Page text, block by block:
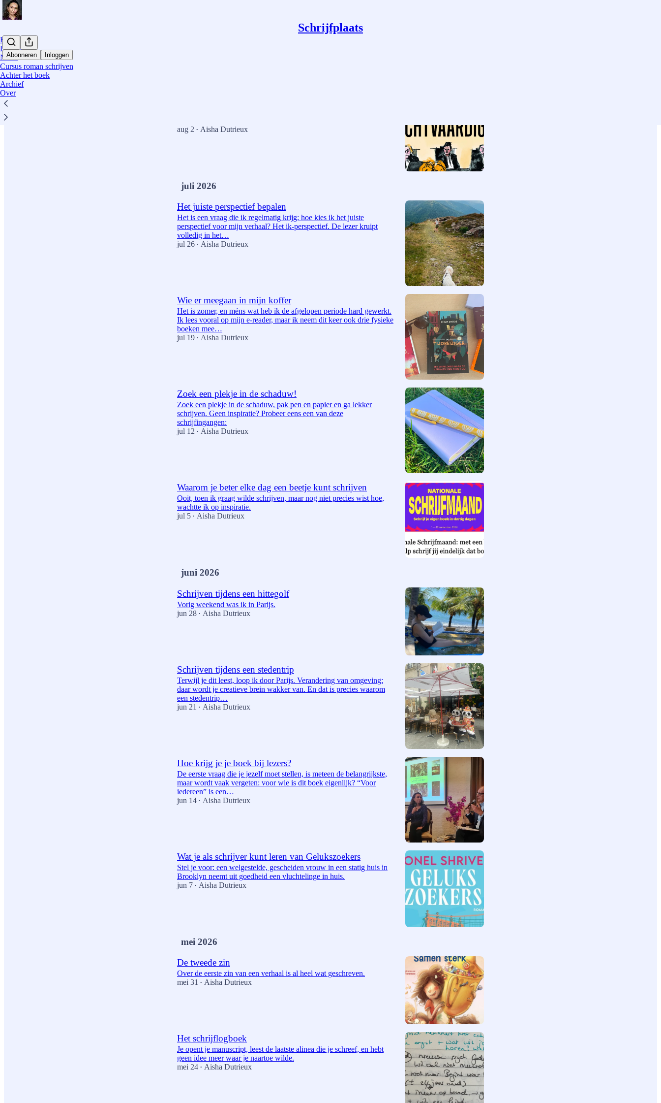
Schrijfplaats
Abonneren Inloggen
Home
Podcast
Notes
Cursus roman schrijven
Achter het boek
Archief
Over
aug 2 • Aisha Dutrieux
juli 2026
Het juiste perspectief bepalen
Het is een vraag die ik regelmatig krijg: hoe kies ik het juiste
perspectief voor mijn verhaal? Het ik-perspectief. De lezer kruipt
volledig in het…
jul 26 • Aisha Dutrieux
Wie er meegaan in mijn koffer
Het is zomer, en méns wat heb ik de afgelopen periode hard gewerkt.
Ik lees vooral op mijn e-reader, maar ik neem dit keer ook drie fysieke
boeken mee…
jul 19 • Aisha Dutrieux
Zoek een plekje in de schaduw!
Zoek een plekje in de schaduw, pak pen en papier en ga lekker
schrijven. Geen inspiratie? Probeer eens een van deze
schrijfingangen:
jul 12 • Aisha Dutrieux
Waarom je beter elke dag een beetje kunt schrijven
Ooit, toen ik graag wilde schrijven, maar nog niet precies wist hoe,
wachtte ik op inspiratie.
jul 5 • Aisha Dutrieux
juni 2026
Schrijven tijdens een hittegolf
Vorig weekend was ik in Parijs.
jun 28 • Aisha Dutrieux
Schrijven tijdens een stedentrip
Terwijl je dit leest, loop ik door Parijs. Verandering van omgeving:
daar wordt je creatieve brein wakker van. En dat is precies waarom
een stedentrip…
jun 21
• Aisha Dutrieux
Hoe krijg je je boek bij lezers?
De eerste vraag die je jezelf moet stellen, is meteen de belangrijkste,
maar wordt vaak vergeten: voor wie is dit boek eigenlijk? “Voor
iedereen” is een…
jun 14 • Aisha Dutrieux
Wat je als schrijver kunt leren van Gelukszoekers
Stel je voor: een welgestelde, gescheiden vrouw in een statig huis in
Brooklyn neemt uit goedheid een vluchtelinge in huis.
jun 7 • Aisha Dutrieux
mei 2026
De tweede zin
Over de eerste zin van een verhaal is al heel wat geschreven.
mei 31
• Aisha Dutrieux
Het schrijflogboek
Je opent je manuscript, leest de laatste alinea die je schreef, en hebt
geen idee meer waar je naartoe wilde.
mei 24 • Aisha Dutrieux